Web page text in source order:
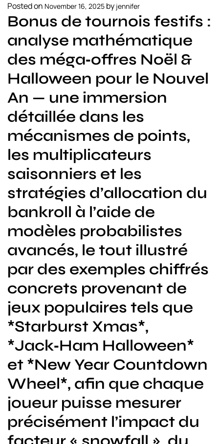
Posted on November 16, 2025 by jennifer
Bonus de tournois festifs :
analyse mathématique
des méga‑offres Noël &
Halloween pour le Nouvel
An — une immersion
détaillée dans les
mécanismes de points,
les multiplicateurs
saisonniers et les
stratégies d’allocation du
bankroll à l’aide de
modèles probabilistes
avancés, le tout illustré
par des exemples chiffrés
concrets provenant de
jeux populaires tels que
*Starburst Xmas*,
*Jack‑Ham Halloween*
et *New Year Countdown
Wheel*, afin que chaque
joueur puisse mesurer
précisément l’impact du